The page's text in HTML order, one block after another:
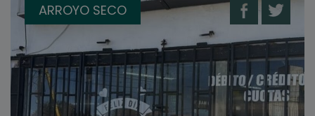
ARROYO SECO